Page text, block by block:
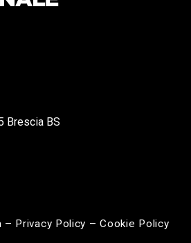
Brescia BS
Privacy Policy – Cookie Policy